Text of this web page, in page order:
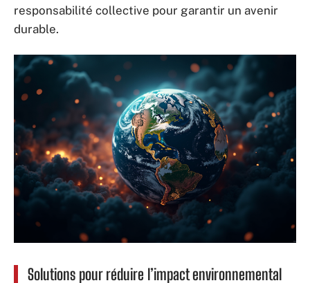
responsabilité collective pour garantir un avenir
durable.
Solutions pour réduire l’impact environnemental